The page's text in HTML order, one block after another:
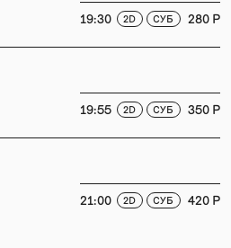
19:30 2D СУБ 280 P
19:55 2D СУБ 350 P
21:00 2D СУБ 420 P